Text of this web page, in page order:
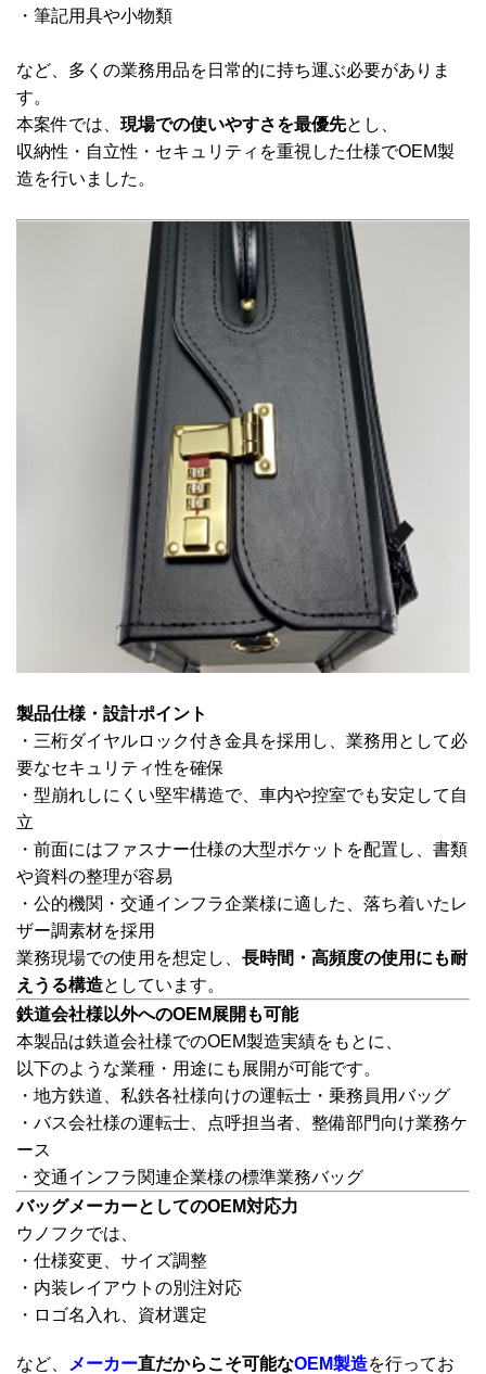
・筆記用具や小物類
など、多くの業務用品を日常的に持ち運ぶ必要がありま
す。
本案件では、 現場での使いやすさを最優先とし、
収納性・自立性・セキュリティを重視した仕様でOEM製
造を行いました。
製品仕様・設計ポイント
・三桁ダイヤルロック付き金具を採用し、業務用として必
要なセキュリティ性を確保
・型崩れしにくい堅牢構造で、車内や控室でも安定して自
立
・前面にはファスナー仕様の大型ポケットを配置し、書類
や資料の整理が容易
・公的機関・交通インフラ企業様に適した、落ち着いたレ
ザー調素材を採用
業務現場での使用を想定し、 長時間・高頻度の使用にも耐
えうる構造としています。
鉄道会社様以外へのOEM展開も可能
本製品は鉄道会社様でのOEM製造実績をもとに、
以下のような業種・用途にも展開が可能です。
・地方鉄道、私鉄各社様向けの運転士・乗務員用バッグ
・バス会社様の運転士、点呼担当者、整備部門向け業務ケ
ース
・交通インフラ関連企業様の標準業務バッグ
バッグメーカーとしてのOEM対応力
ウノフクでは、
・仕様変更、サイズ調整
・内装レイアウトの別注対応
・ロゴ名入れ、資材選定
など、 メーカー直だからこそ可能なOEM製造を行ってお